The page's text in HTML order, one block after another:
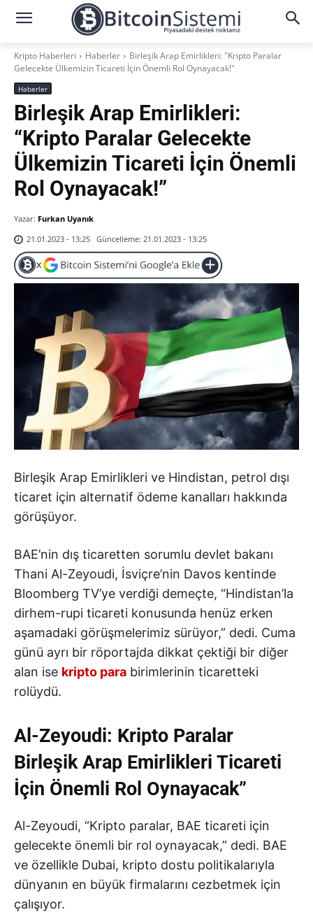
Kripto Haberleri Haberler
Birleşik Arap Emirlikleri: "Kripto Paralar
Gelecekte Ülkemizin Ticareti İçin Önemli Rol Oynayacak!"
Haberler
Birleşik Arap Emirlikleri:
“Kripto Paralar Gelecekte
Ülkemizin Ticareti İçin Önemli
Rol Oynayacak!”
Yazar: Furkan Uyanık
21.01.2023 - 13:25 Güncelleme: 21.01.2023 - 13:25
Birleşik Arap Emirlikleri ve Hindistan, petrol dışı
ticaret için alternatif ödeme kanalları hakkında
görüşüyor.
BAE’nin dış ticaretten sorumlu devlet bakanı
Thani Al-Zeyoudi, İsviçre’nin Davos kentinde
Bloomberg TV’ye verdiği demeçte, “Hindistan’la
dirhem-rupi ticareti konusunda henüz erken
aşamadaki görüşmelerimiz sürüyor,” dedi. Cuma
günü ayrı bir röportajda dikkat çektiği bir diğer
alan ise kripto para birimlerinin ticaretteki
rolüydü.
Al-Zeyoudi: Kripto Paralar
Birleşik Arap Emirlikleri Ticareti
İçin Önemli Rol Oynayacak”
Al-Zeyoudi, “Kripto paralar, BAE ticareti için
gelecekte önemli bir rol oynayacak,” dedi. BAE
ve özellikle Dubai, kripto dostu politikalarıyla
dünyanın en büyük firmalarını cezbetmek için
çalışıyor.